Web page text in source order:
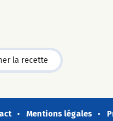
la recette
Mentions légales